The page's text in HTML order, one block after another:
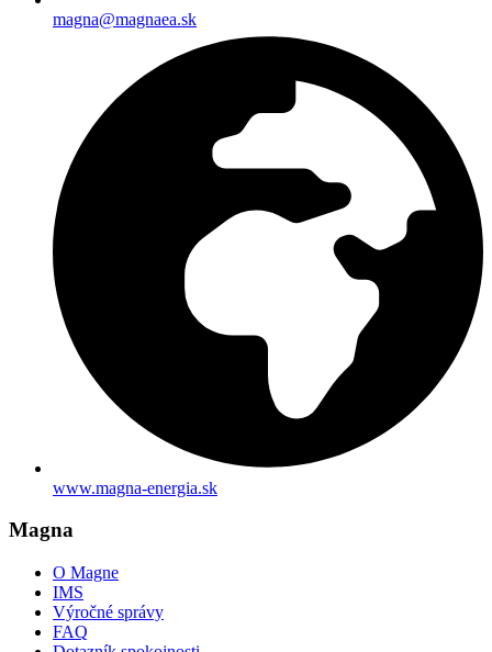
magna@magnaea.sk
www.magna-energia.sk
Magna
O Magne
IMS
Výročné správy
FAQ